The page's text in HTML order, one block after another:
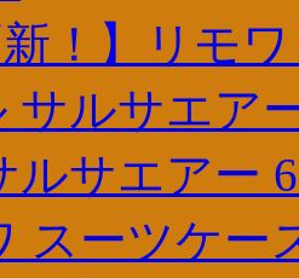
新！】リモ
サルサエア
ルサエアー
スーツケー